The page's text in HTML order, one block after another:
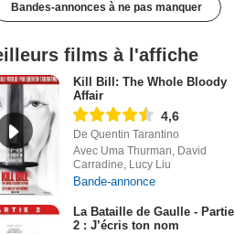
Bandes-annonces à ne pas manquer
films à l'affiche
Kill Bill: The Whole Bloody
Affair
4,6
De Quentin Tarantino
Avec Uma Thurman, David
Carradine, Lucy Liu
Bande-annonce
La Bataille de Gaulle - Partie
2 : J’écris ton nom